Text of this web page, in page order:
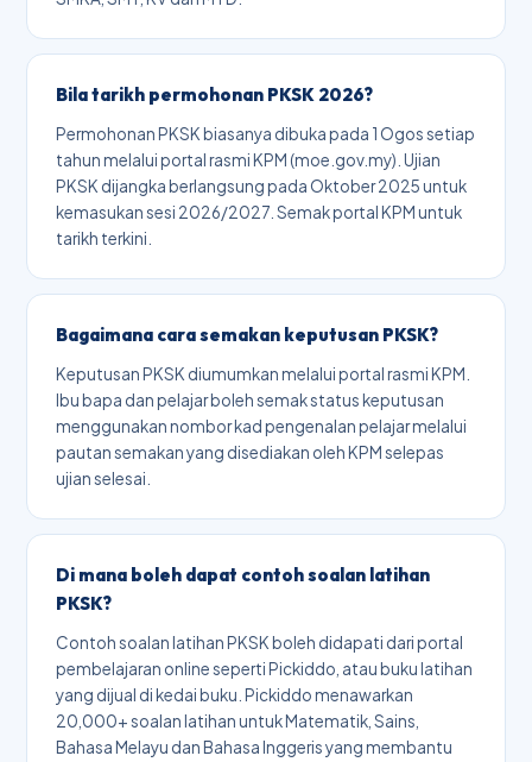
Bila tarikh permohonan PKSK 2026?
Permohonan PKSK biasanya dibuka pada 1 Ogos setiap
tahun melalui portal rasmi KPM (moe.gov.my). Ujian
PKSK dijangka berlangsung pada Oktober 2025 untuk
kemasukan sesi 2026/2027. Semak portal KPM untuk
tarikh terkini.
Bagaimana cara semakan keputusan PKSK?
Keputusan PKSK diumumkan melalui portal rasmi KPM.
Ibu bapa dan pelajar boleh semak status keputusan
menggunakan nombor kad pengenalan pelajar melalui
pautan semakan yang disediakan oleh KPM selepas
ujian selesai.
Di mana boleh dapat contoh soalan latihan
PKSK?
Contoh soalan latihan PKSK boleh didapati dari portal
pembelajaran online seperti Pickiddo, atau buku latihan
yang dijual di kedai buku. Pickiddo menawarkan
20,000+ soalan latihan untuk Matematik, Sains,
Bahasa Melayu dan Bahasa Inggeris yang membantu